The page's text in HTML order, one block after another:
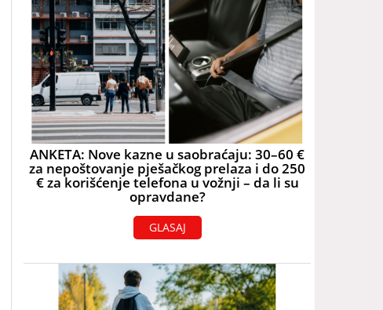
ANKETA: Nove kazne u saobraćaju: 30–60 €
za nepoštovanje pješačkog prelaza i do 250
€ za korišćenje telefona u vožnji – da li su
opravdane?
GLASAJ